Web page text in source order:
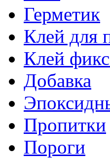
Герметик
Клей для
Клей
Добавка
Пропитки
Пороги